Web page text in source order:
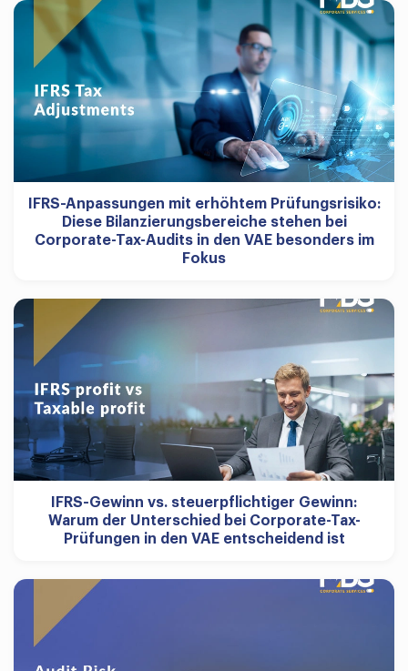
IFRS-Anpassungen mit erhöhtem Prüfungsrisiko:
Diese Bilanzierungsbereiche stehen bei
Corporate-Tax-Audits in den VAE besonders im
Fokus
IFRS-Gewinn vs. steuerpflichtiger Gewinn:
Warum der Unterschied bei Corporate-Tax-
Prüfungen in den VAE entscheidend ist